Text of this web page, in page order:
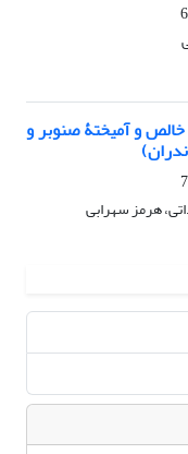
و آمیختۀ صنوبر و
هرمز سهرابی